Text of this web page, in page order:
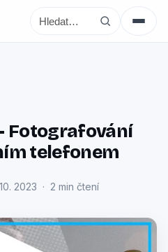
Fotografování
telefonem
2023 · 2 min čtení